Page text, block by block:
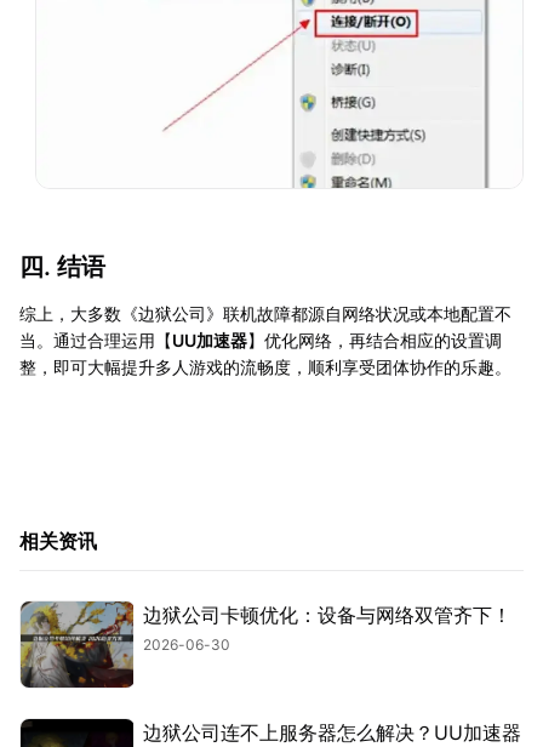
四. 结语
综上，大多数《边狱公司》联机故障都源自网络状况或本地配置不
当。通过合理运用【UU加速器】优化网络，再结合相应的设置调
整，即可大幅提升多人游戏的流畅度，顺利享受团体协作的乐趣。
相关资讯
边狱公司卡顿优化：设备与网络双管齐下！
2026-06-30
边狱公司连不上服务器怎么解决？UU加速器